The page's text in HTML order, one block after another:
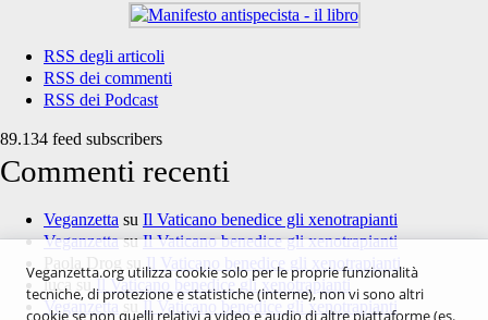
RSS degli articoli
RSS dei commenti
RSS dei Podcast
89.134 feed subscribers
Commenti recenti
Veganzetta su Il Vaticano benedice gli xenotrapianti
VeganzettasuIl Vaticano benedice gli xenotrapianti
Paola Drog suIl Vaticano benedice gli xenotrapianti
luca suIl Vaticano benedice gli xenotrapianti
Veganzetta su Il Vaticano benedice gli xenotrapianti
Veganzetta.org utilizza cookie solo per le proprie funzionalità
tecniche, di protezione e statistiche (interne), non vi sono altri
cookie se non quelli relativi a video e audio di altre piattaforme (es.